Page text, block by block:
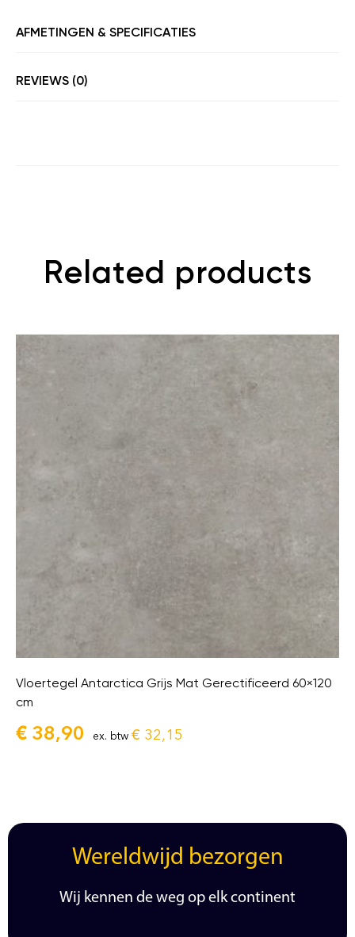
AFMETINGEN & SPECIFICATIES
REVIEWS (0)
Related products
Vloertegel Antarctica Grijs Mat Gerectificeerd 60×120
cm
€ 38,90 ex. btw € 32,15
Wereldwijd bezorgen
Wij kennen de weg op elk continent